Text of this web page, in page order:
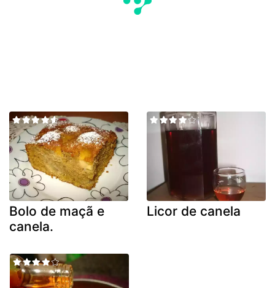
Bolo de maçã e
canela.
Licor de canela